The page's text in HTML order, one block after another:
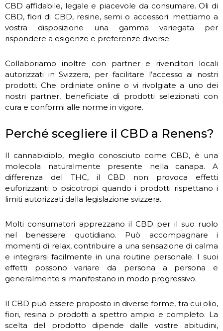
CBD affidabile, legale e piacevole da consumare. Oli di
CBD, fiori di CBD, resine, semi o accessori: mettiamo a
vostra disposizione una gamma variegata per
rispondere a esigenze e preferenze diverse.
Collaboriamo inoltre con partner e rivenditori locali
autorizzati in Svizzera, per facilitare l’accesso ai nostri
prodotti. Che ordiniate online o vi rivolgiate a uno dei
nostri partner, beneficiate di prodotti selezionati con
cura e conformi alle norme in vigore.
Perché scegliere il CBD a Renens?
Il cannabidiolo, meglio conosciuto come CBD, è una
molecola naturalmente presente nella canapa. A
differenza del THC, il CBD non provoca effetti
euforizzanti o psicotropi quando i prodotti rispettano i
limiti autorizzati dalla legislazione svizzera.
Molti consumatori apprezzano il CBD per il suo ruolo
nel benessere quotidiano. Può accompagnare i
momenti di relax, contribuire a una sensazione di calma
e integrarsi facilmente in una routine personale. I suoi
effetti possono variare da persona a persona e
generalmente si manifestano in modo progressivo.
Il CBD può essere proposto in diverse forme, tra cui olio,
fiori, resina o prodotti a spettro ampio e completo. La
scelta del prodotto dipende dalle vostre abitudini,